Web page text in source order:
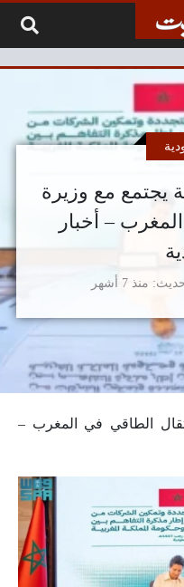
يجتمع مع وزيرة
– أخبار
منذ 7 أشهر
الطاقي في المغرب –